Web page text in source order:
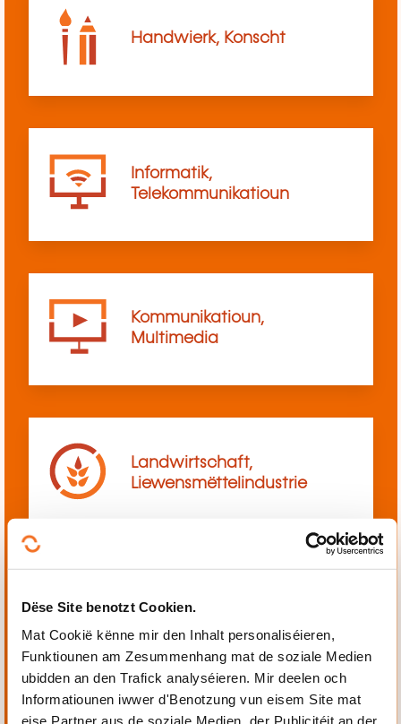
Dëse Site benotzt Cookien.
Mat Cookië kënne mir den Inhalt personaliséieren,
Funktiounen am Zesummenhang mat de soziale Medien
ubidden an den Trafick analyséieren. Mir deelen och
Informatiounen iwwer d'Benotzung vun eisem Site mat
eise Partner aus de soziale Medien, der Publicitéit an der
Handwierk, Konscht
Informatik,
Telekommunikatioun
Kommunikatioun,
Multimedia
Landwirtschaft,
Liewensmëttelindustrie
Mechanik, Elektrotechnik,
Automatiséierung